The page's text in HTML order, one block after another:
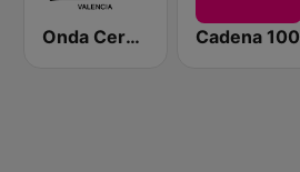
Onda Cero Valencia Cadena 100